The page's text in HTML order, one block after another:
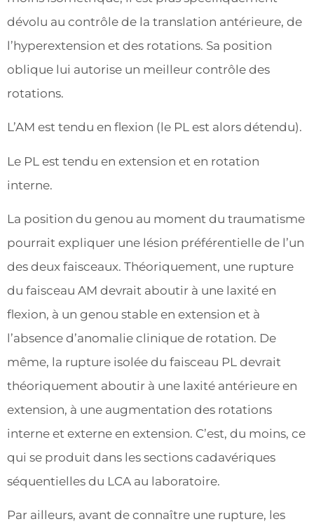
dévolu au contrôle de la translation antérieure, de
l’hyperextension et des rotations. Sa position
oblique lui autorise un meilleur contrôle des
rotations.
L’AM est tendu en flexion (le PL est alors détendu).
Le PL est tendu en extension et en rotation
interne.
La position du genou au moment du traumatisme
pourrait expliquer une lésion préférentielle de l’un
des deux faisceaux. Théoriquement, une rupture
du faisceau AM devrait aboutir à une laxité en
flexion, à un genou stable en extension et à
l’absence d’anomalie clinique de rotation. De
même, la rupture isolée du faisceau PL devrait
théoriquement aboutir à une laxité antérieure en
extension, à une augmentation des rotations
interne et externe en extension. C’est, du moins, ce
qui se produit dans les sections cadavériques
séquentielles du LCA au laboratoire.
Par ailleurs, avant de connaître une rupture, les